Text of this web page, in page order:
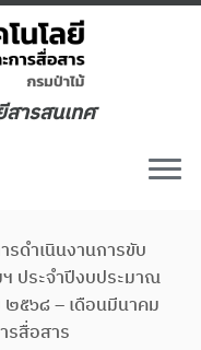
สารสนเทศ
รดำเนินงานการขับ
ประจำปีงบประมาณ
๕๖๘ – เดือนมีนาคม
รสื่อสาร